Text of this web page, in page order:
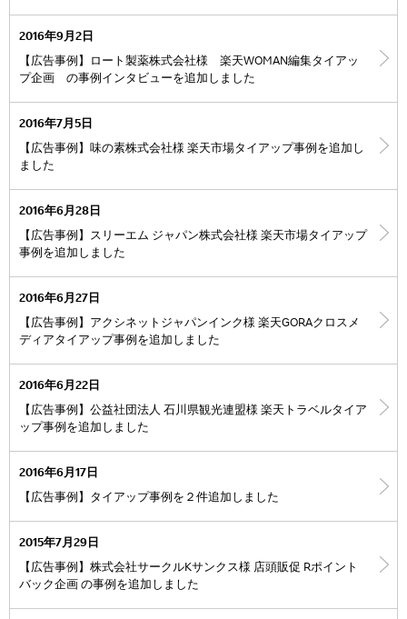
2016年9月2日
【広告事例】ロート製薬株式会社様 楽天WOMAN編集タイアッ
プ企画 の事例インタビューを追加しました
2016年7月5日
【広告事例】味の素株式会社様 楽天市場タイアップ事例を追加し
ました
2016年6月28日
【広告事例】スリーエム ジャパン株式会社様 楽天市場タイアップ
事例を追加しました
2016年6月27日
【広告事例】アクシネットジャパンインク様 楽天GORAクロスメ
ディアタイアップ事例を追加しました
2016年6月22日
【広告事例】公益社団法人 石川県観光連盟様 楽天トラベルタイア
ップ事例を追加しました
2016年6月17日
【広告事例】タイアップ事例を２件追加しました
2015年7月29日
【広告事例】株式会社サークルKサンクス様 店頭販促 Rポイント
バック企画 の事例を追加しました